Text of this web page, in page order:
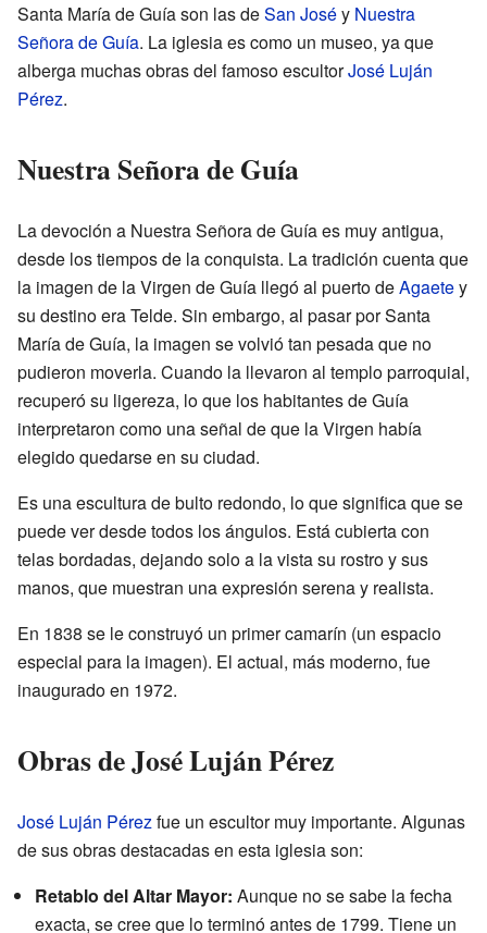
Santa María de Guía son las deSan Joséy Nuestra
Señora de Guía. La iglesia es como un museo, ya que
alberga muchas obras del famoso escultorJosé Luján
Pérez.
Nuestra Señora de Guía
La devoción a Nuestra Señora de Guía es muy antigua,
desde los tiempos de la conquista. La tradición cuenta que
la imagen de la Virgen de Guía llegó al puerto deAgaetey
su destino era Telde. Sin embargo, al pasar por Santa
María de Guía, la imagen se volvió tan pesada que no
pudieron moverla. Cuando la llevaron al templo parroquial,
recuperó su ligereza, lo que los habitantes de Guía
interpretaron como una señal de que la Virgen había
elegido quedarse en su ciudad.
Es una escultura de bulto redondo, lo que significa que se
puede ver desde todos los ángulos. Está cubierta con
telas bordadas, dejando solo a la vista su rostro y sus
manos, que muestran una expresión serena y realista.
En 1838 se le construyó un primer camarín (un espacio
especial para la imagen). El actual, más moderno, fue
inaugurado en 1972.
Obras de José Luján Pérez
José Luján Pérezfue un escultor muy importante. Algunas
de sus obras destacadas en esta iglesia son:
Retablo del Altar Mayor: Aunque no se sabe la fecha
exacta, se cree que lo terminó antes de 1799. Tiene un